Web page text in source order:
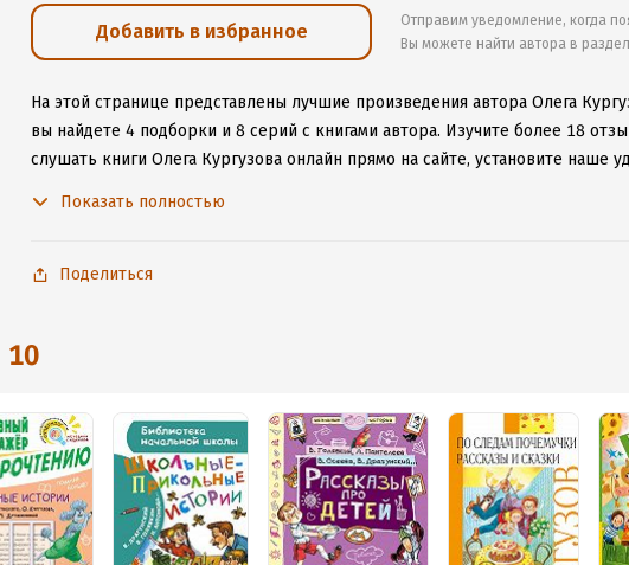
Добавить в избранное
Отправим уведомление, когда
Вы можете найти автора в
На этой странице представлены лучшие произведения автора Олега
вы найдете 4 подборки и 8 серий с книгами автора. Изучите более 18
слушать книги Олега Кургузова онлайн прямо на сайте, установите наше
Показать полностью
Поделиться
10